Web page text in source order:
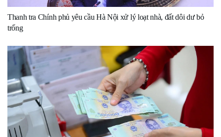
Thanh tra Chính phủ yêu cầu Hà Nội xử lý loạt nhà, đất dôi dư bỏ
trống